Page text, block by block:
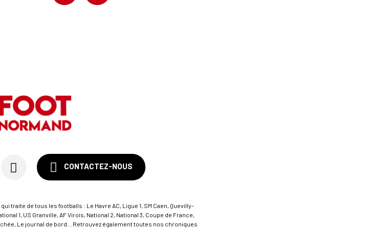
CONTACTEZ-NOUS
traite de tous les footballs : Le Havre AC, Ligue 1, SM Caen, Quevilly-
1, US Granville, AF Virois, National 2, National 3, Coupe de France,
Le journal de bord... Retrouvez également toutes nos chroniques